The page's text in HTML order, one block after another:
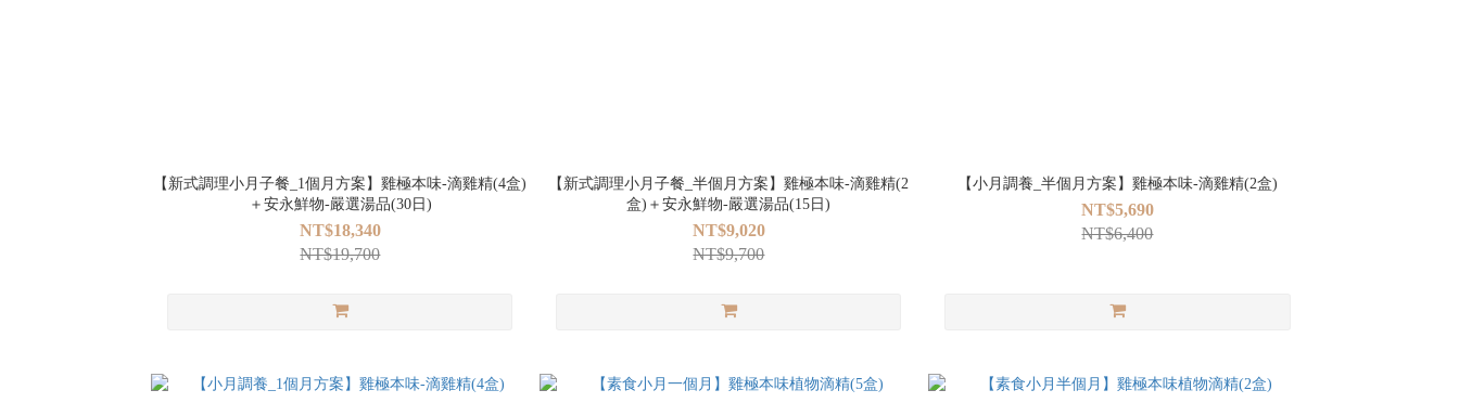
【新式調理小月子餐_1個月方案】雞極本味-滴雞精(4盒)
＋安永鮮物-嚴選湯品(30日)
NT$18,340
NT$19,700
【新式調理小月子餐_半個月方案】雞極本味-滴雞精(2
盒)＋安永鮮物-嚴選湯品(15日)
NT$9,020
NT$9,700
【小月調養_半個月方案】雞極本味-滴雞精(2盒)
NT$5,690
NT$6,400